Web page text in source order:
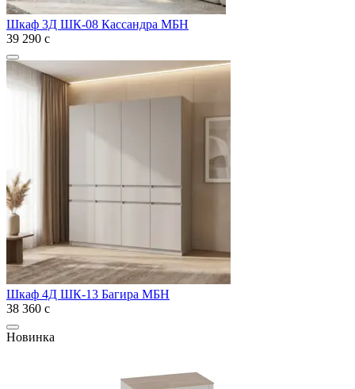
Шкаф 3Д ШК-08 Кассандра МБН
39 290 с
Шкаф 4Д ШК-13 Багира МБН
38 360 с
Новинка